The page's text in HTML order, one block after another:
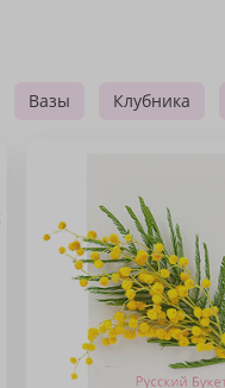
Вазы Клубника